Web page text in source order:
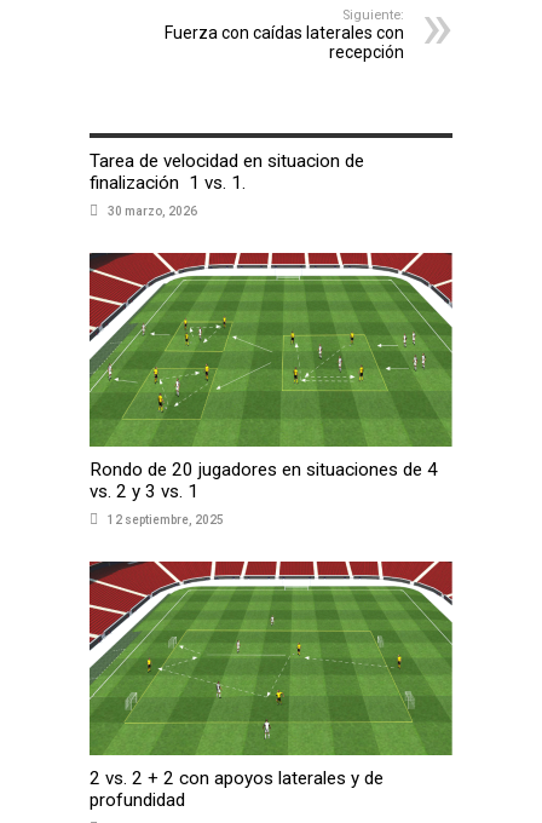
Siguiente:
Fuerza con caídas laterales con
recepción
Tarea de velocidad en situacion de
finalización 1 vs. 1.
30 marzo, 2026
Rondo de 20 jugadores en situaciones de 4
vs. 2 y 3 vs. 1
12 septiembre, 2025
2 vs. 2 + 2 con apoyos laterales y de
profundidad